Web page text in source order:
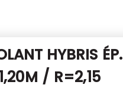
HYBRIS ÉP.
/ R=2,15